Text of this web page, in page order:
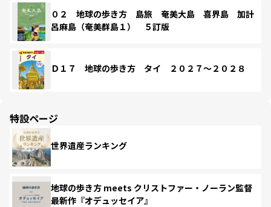
０２ 地球の歩き方 島旅 奄美大島 喜界島 加計
呂麻島（奄美群島１） ５訂版
Ｄ１７ 地球の歩き方 タイ ２０２７～２０２８
特設ページ
世界遺産ランキング
地球の歩き方 meets クリストファー・ノーラン監督
最新作『オデュッセイア』